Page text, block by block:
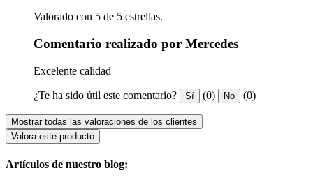
Valorado con 5 de 5 estrellas.
Comentario realizado por Mercedes
Excelente calidad
¿Te ha sido útil este comentario? Sí (0) No (0)
Mostrar todas las valoraciones de los clientes
Valora este producto
Artículos de nuestro blog: